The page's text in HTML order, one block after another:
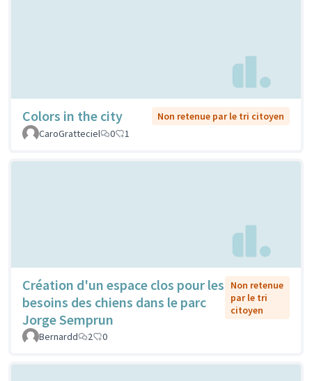
Colors in the city
Non retenue par le tri citoyen
CaroGratteciel
0 1
Création d'un espace clos pour les
besoins des chiens dans le parc
Jorge Semprun
Non retenue
par le tri
citoyen
Bernardd 2 0